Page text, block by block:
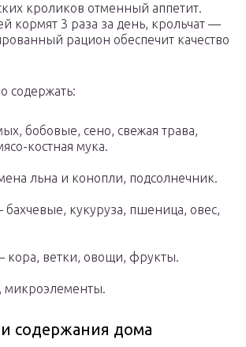
кроликов отменный аппетит.
кормят 3 раза за день, крольчат —
рацион обеспечит качество
содержать:
бобовые, сено, свежая трава,
костная мука.
льна и конопли, подсолнечник.
бахчевые, кукуруза, пшеница, овес,
кора, ветки, овощи, фрукты.
микроэлементы.
содержания дома